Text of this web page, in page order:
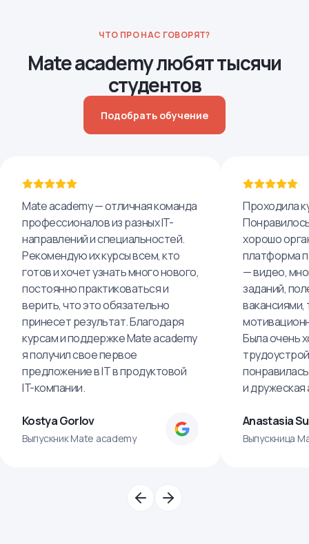
ЧТО ПРО НАС ГОВОРЯТ?
Mate academy любят тысячи
студентов
Подобрать обучение
Mate academy — отличная команда
профессионалов из разных IT-
направлений и специальностей.
Рекомендую их курсы всем, кто
готов и хочет узнать много нового,
постоянно практиковаться и
верить, что это обязательно
принесет результат. Благодаря
курсам и поддержке Mate academy
я получил свое первое
предложение в IT в продуктовой
IT-компании.
Kostya Gorlov
Выпускник Mate academy
Проходила
хорошо
платформа
— видео,
заданий,
вакансиями,
Была очень
и
Anastasia
Выпускница